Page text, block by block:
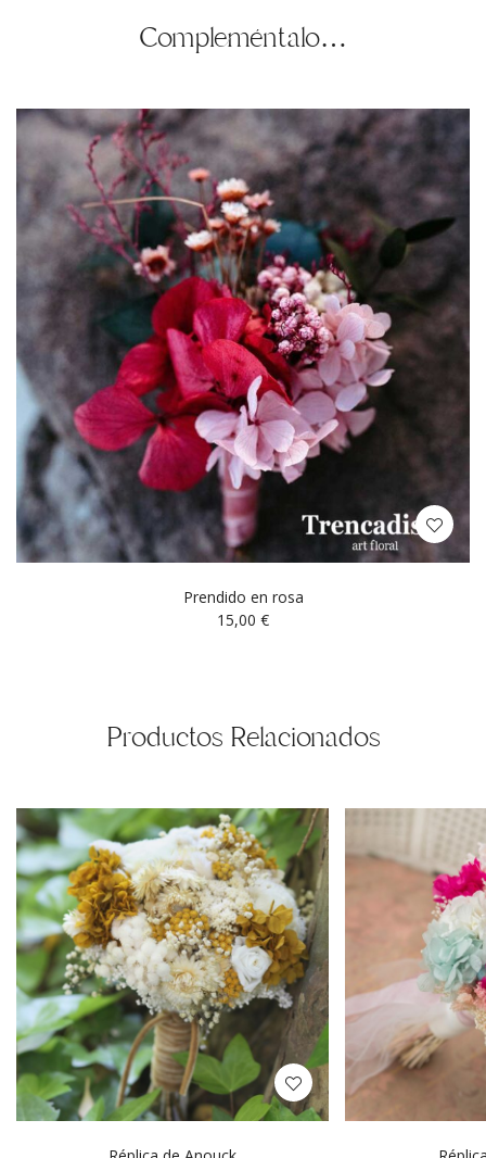
Compleméntalo…
Prendido en rosa
15,00 €
Productos Relacionados